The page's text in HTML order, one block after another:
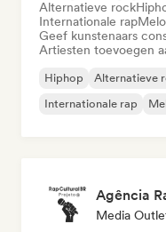
Alternatieve rock
Internationale rap
Geef kunstenaars
Artiesten toevoegen
Hiphop Alternatieve
Internationale rap
Agência
Media